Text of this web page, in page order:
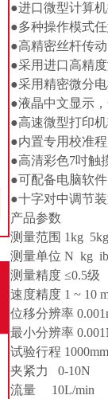
●进口微型计算
●多种操作模式
●高精密丝杆传
●采用进口高精
●采用精密微分
●液晶中文显示
●高速微型打印
●内置专用校准
●高清彩色7吋触
●可配备电脑软
●十字对中调节
产品参数
测量范围 1kg
测量单位 N kg ib
测量精度 ≤0.5级
速度精度 1 ~ 10
位移分辨率
最小分辨率
试验行程 1000mm
夹紧力 0-10N
流量 10L/min